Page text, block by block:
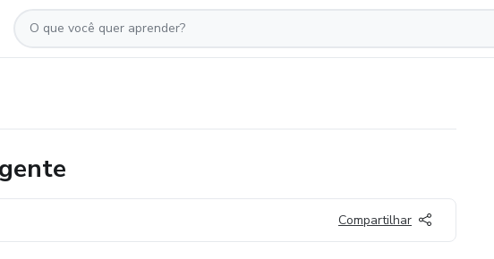
Compartilhar